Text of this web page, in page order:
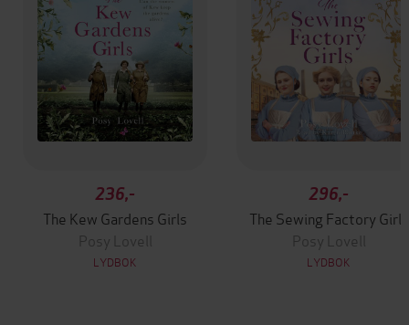
236,-
The Kew Gardens Girls
Posy Lovell
LYDBOK
296,-
The Sewing Factory Girls
Posy Lovell
LYDBOK